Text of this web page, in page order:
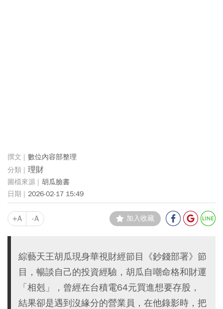
數位內容部整理
理財
胡瓜臉書
2026-02-17 15:49
+A -A 加入收藏
綜藝天王胡瓜現身華視財經節目《鈔錢部署》節
目，暢談自己的投資經驗，胡瓜自嘲命格和財運
「相剋」，曾經在台積電64元買進想要存股，
結果卻是遇到沒緣分的營業員，在他錄影時，把